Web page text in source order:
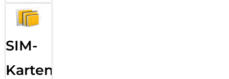
SIM-
Karten